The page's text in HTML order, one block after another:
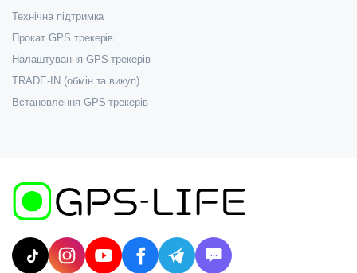
Технічна підтримка
Прокат GPS трекерів
Налаштування GPS трекерів
TRADE-IN (обмін та викуп)
Встановлення GPS трекерів